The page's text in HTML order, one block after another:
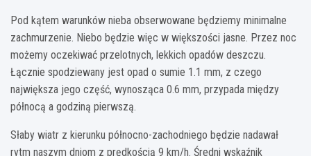
Pod kątem warunków nieba obserwowane będziemy minimalne
zachmurzenie. Niebo będzie więc w większości jasne. Przez noc
możemy oczekiwać przelotnych, lekkich opadów deszczu.
Łącznie spodziewany jest opad o sumie 1.1 mm, z czego
największa jego część, wynosząca 0.6 mm, przypada między
północą a godziną pierwszą.
Słaby wiatr z kierunku północno-zachodniego będzie nadawał
rytm naszym dniom z prędkością 9 km/h. Średni wskaźnik